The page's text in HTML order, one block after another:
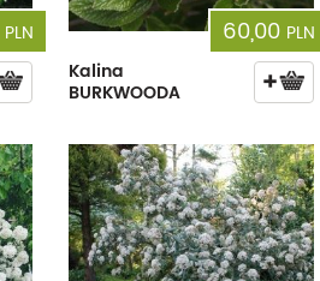
PLN
60,00 PLN
Kalina
BURKWOODA